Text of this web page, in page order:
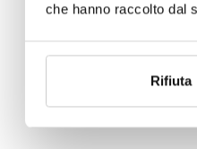
che hanno raccolto dal
Rifiuta